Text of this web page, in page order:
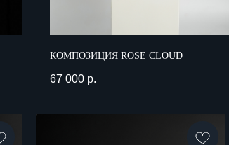
КОМПОЗИЦИЯ ROSE CLOUD
67 000 р.